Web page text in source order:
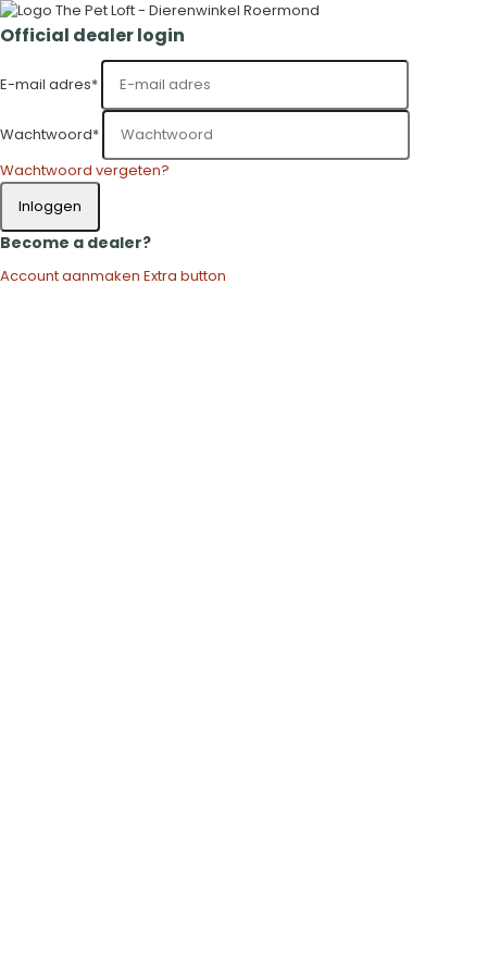
Official dealer login
E-mail adres*
Wachtwoord*
Wachtwoord vergeten?
Inloggen
Become a dealer?
Account aanmaken Extra button